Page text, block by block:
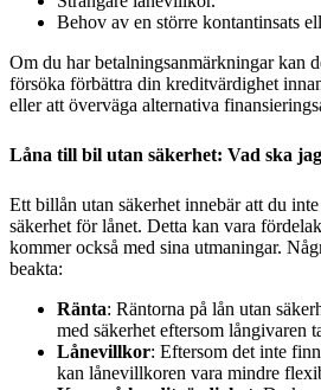
Behov av en större kontantinsats
Om du har betalningsanmärkningar kan
försöka förbättra din kreditvärdighet
eller att överväga alternativa
Låna till bil utan säkerhet: Vad ska
Ett billån utan säkerhet innebär att du
säkerhet för lånet. Detta kan vara
kommer också med sina utmaningar.
beakta:
Ränta: Räntorna på lån utan
med säkerhet eftersom långivaren
Lånevillkor: Eftersom det inte
kan lånevillkoren vara mindre